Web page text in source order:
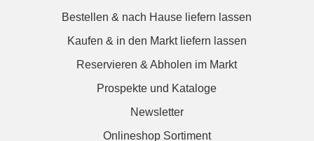
Bestellen & nach Hause liefern lassen
Kaufen & in den Markt liefern lassen
Reservieren & Abholen im Markt
Prospekte und Kataloge
Newsletter
Onlineshop Sortiment